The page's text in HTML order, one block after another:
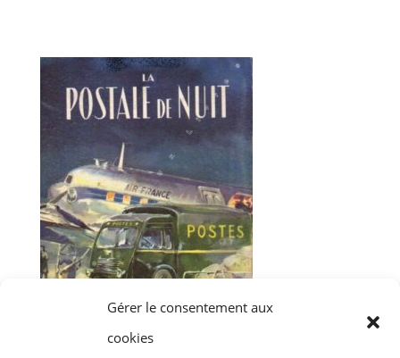
Gérer le consentement aux
cookies